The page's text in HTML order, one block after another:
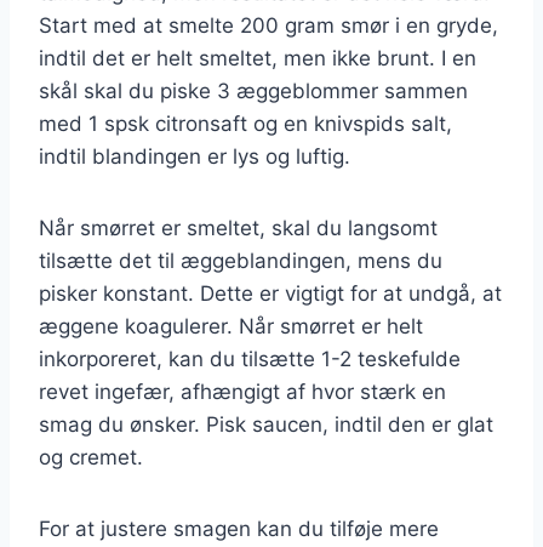
Start med at smelte 200 gram smør i en gryde,
indtil det er helt smeltet, men ikke brunt. I en
skål skal du piske 3 æggeblommer sammen
med 1 spsk citronsaft og en knivspids salt,
indtil blandingen er lys og luftig.
Når smørret er smeltet, skal du langsomt
tilsætte det til æggeblandingen, mens du
pisker konstant. Dette er vigtigt for at undgå, at
æggene koagulerer. Når smørret er helt
inkorporeret, kan du tilsætte 1-2 teskefulde
revet ingefær, afhængigt af hvor stærk en
smag du ønsker. Pisk saucen, indtil den er glat
og cremet.
For at justere smagen kan du tilføje mere